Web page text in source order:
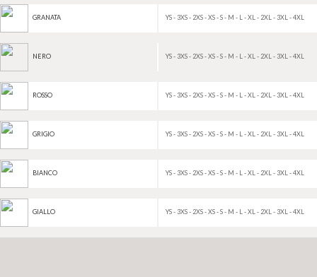
GRANATA YS - 3XS - 2XS - XS - S - M - L - XL - 2XL - 3XL - 4XL
NERO YS - 3XS - 2XS - XS - S - M - L - XL - 2XL - 3XL - 4XL
ROSSO YS - 3XS - 2XS - XS - S - M - L - XL - 2XL - 3XL - 4XL
GRIGIO YS - 3XS - 2XS - XS - S - M - L - XL - 2XL - 3XL - 4XL
BIANCO YS - 3XS - 2XS - XS - S - M - L - XL - 2XL - 3XL - 4XL
GIALLO YS - 3XS - 2XS - XS - S - M - L - XL - 2XL - 3XL - 4XL